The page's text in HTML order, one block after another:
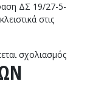
ΔΣ 19/27-5-
στις
σχολιασμόςστο